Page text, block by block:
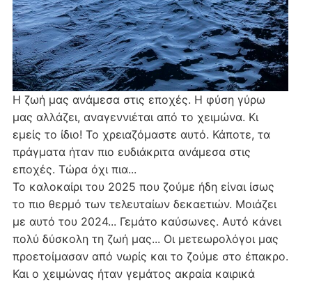
Η ζωή μας ανάμεσα στις εποχές. Η φύση γύρω
μας αλλάζει, αναγεννιέται από το χειμώνα. Κι
εμείς το ίδιο! Το χρειαζόμαστε αυτό. Κάποτε, τα
πράγματα ήταν πιο ευδιάκριτα ανάμεσα στις
εποχές. Τώρα όχι πια...
Το καλοκαίρι του 2025 που ζούμε ήδη είναι ίσως
το πιο θερμό των τελευταίων δεκαετιών. Μοιάζει
με αυτό του 2024... Γεμάτο καύσωνες. Αυτό κάνει
πολύ δύσκολη τη ζωή μας... Οι μετεωρολόγοι μας
προετοίμασαν από νωρίς και το ζούμε στο έπακρο.
Και ο χειμώνας ήταν γεμάτος ακραία καιρικά